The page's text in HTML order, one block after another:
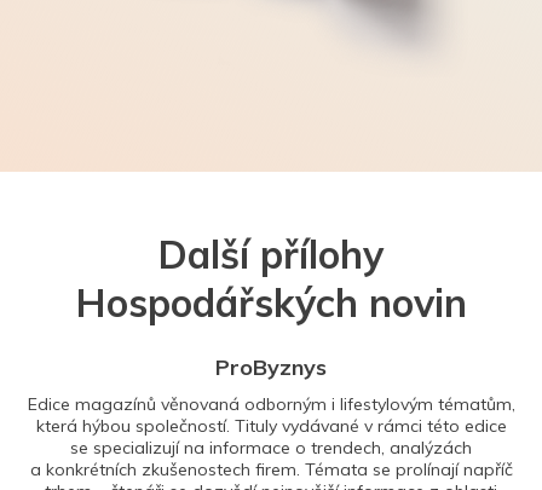
Další přílohy
Hospodářských novin
ProByznys
Edice magazínů věnovaná odborným i lifestylovým tématům,
která hýbou společností. Tituly vydávané v rámci této edice
se specializují na informace o trendech, analýzách
a konkrétních zkušenostech firem. Témata se prolínají napříč